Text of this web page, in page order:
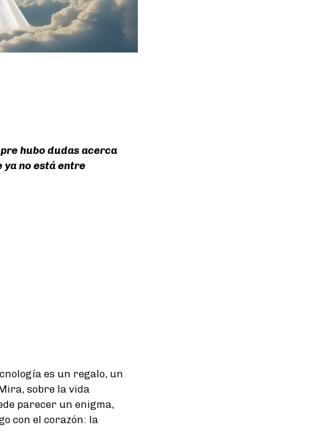
hubo dudas acerca
ya no está entre
es un regalo, un
sobre la vida
parecer un enigma,
con el corazón: la